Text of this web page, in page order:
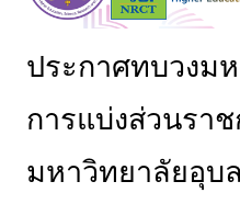
ประกาศทบวงม
การแบ่งส่วนรา
มหาวิทยาลัยอุบ